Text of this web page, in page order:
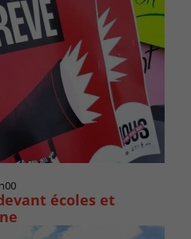
écoles et